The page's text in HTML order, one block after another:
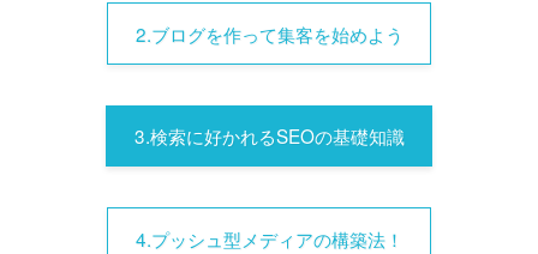
2.ブログを作って集客を始めよう
3.検索に好かれるSEOの基礎知識
4.プッシュ型メディアの構築法！